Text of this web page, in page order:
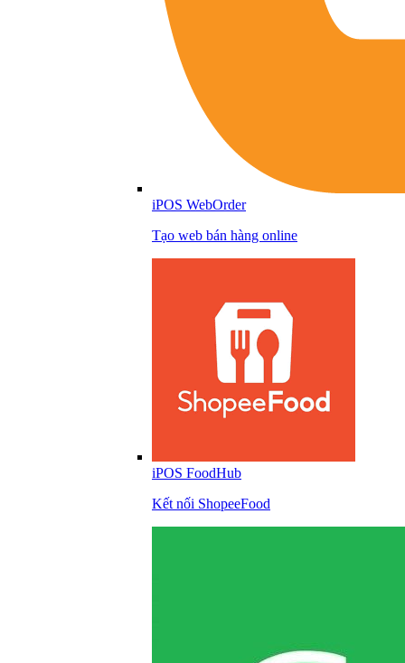
iPOS WebOrder
Tạo web bán hàng online
iPOS FoodHub
Kết nối ShopeeFood